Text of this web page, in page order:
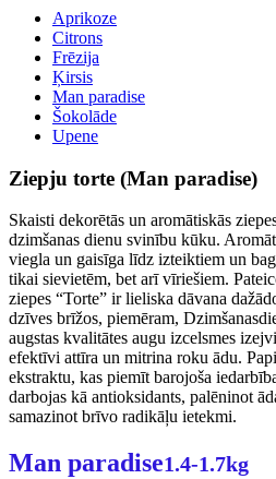
Aprikoze
Citrons
Frēzija
Ķirsis
Man paradise
Šokolāde
Upene
Ziepju torte (Man paradise)
Skaisti dekorētās un aromātiskās
dzimšanas dienu svinību kūku.
viegla un gaisīga līdz izteiktiem un
tikai sievietēm, bet arī vīriešiem.
ziepes “Torte” ir lieliska dāvana
dzīves brīžos, piemēram,
augstas kvalitātes augu izcelsmes
efektīvi attīra un mitrina roku ādu.
ekstraktu, kas piemīt barojoša
darbojas kā antioksidants, palēninot
samazinot brīvo radikāļu ietekmi.
Man paradise1.4-1.7kg